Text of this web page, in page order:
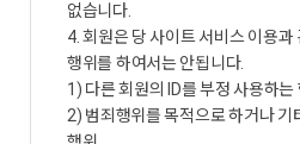
없습니다.
4. 회원은 당 사이트 서비스 이용과
행위를 하여서는 안됩니다.
1) 다른 회원의 ID를 부정 사용하는
2) 범죄행위를 목적으로 하거나 기